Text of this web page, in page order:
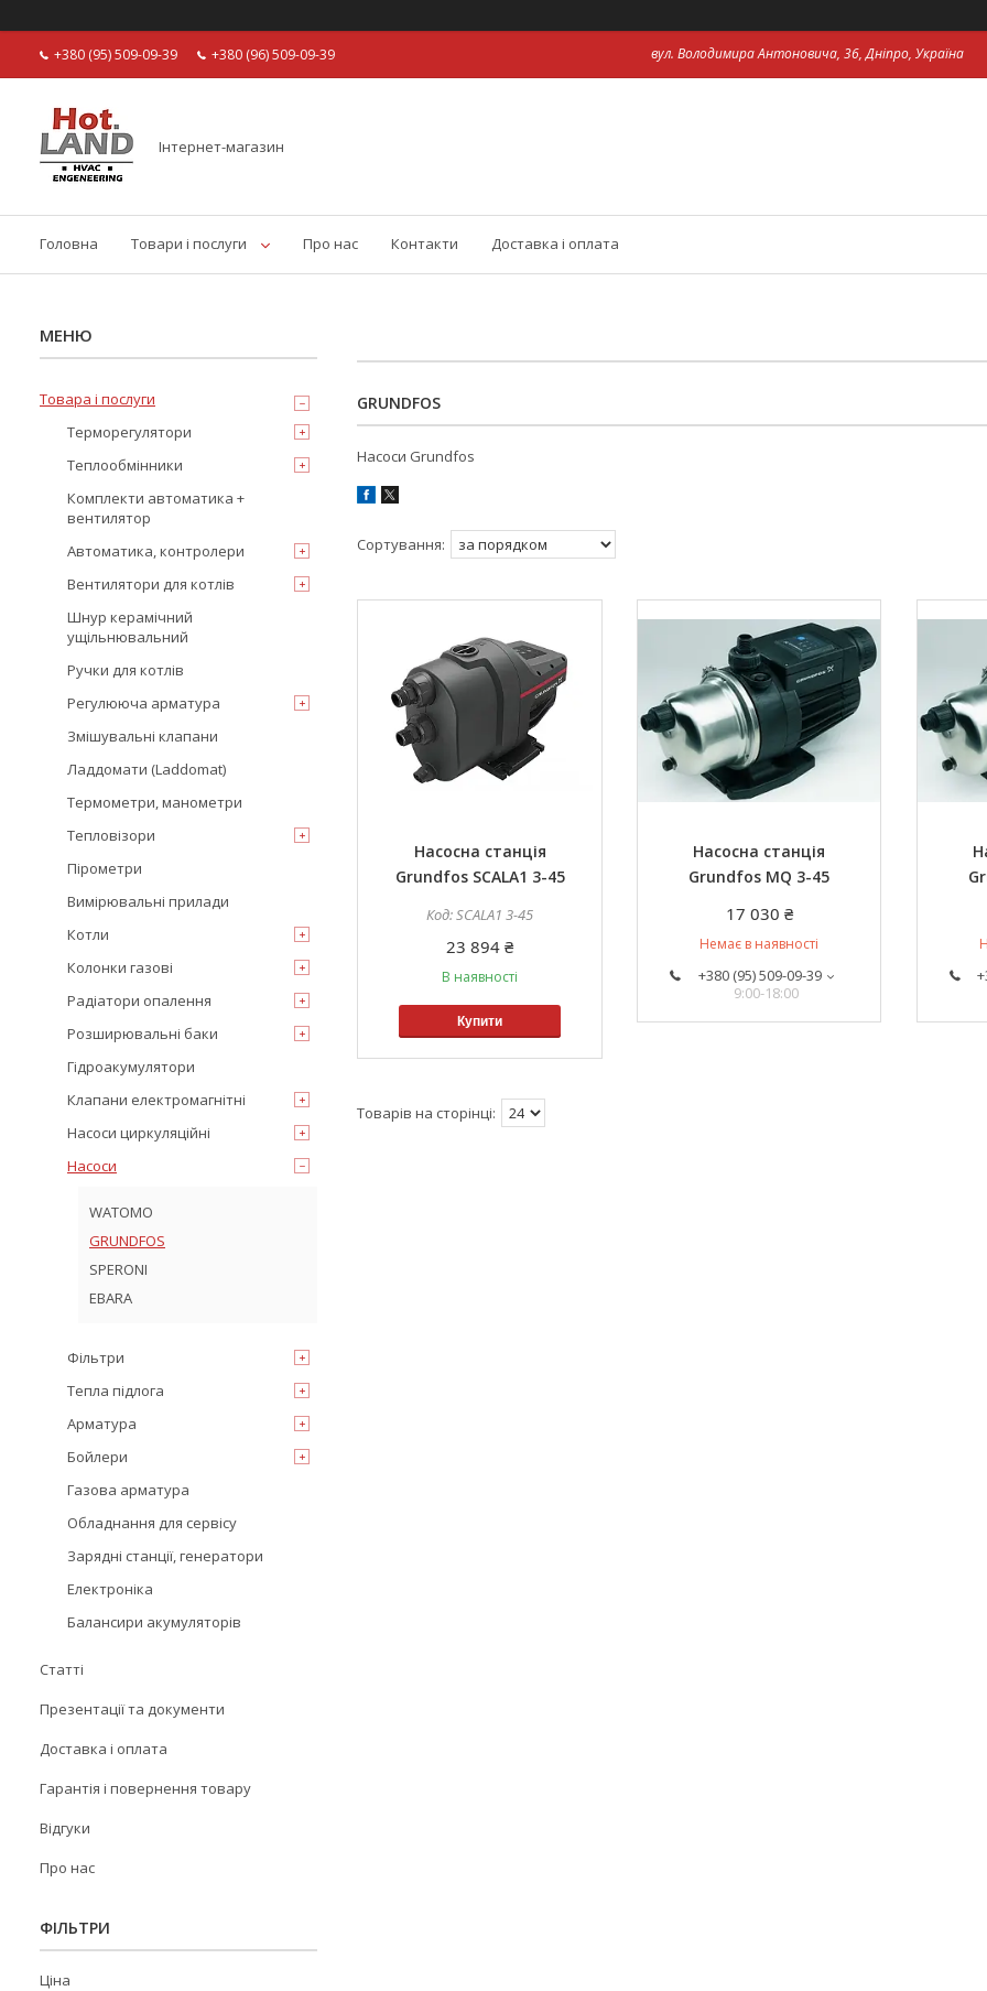
+380 (95) 509-09-39 +380 (96) 509-09-39 вул. Володимира Антоновича, 36, Дніпро, Україна
Інтернет-магазин
Головна Товари і послуги Про нас Контакти Доставка і оплата
GRUNDFOS
Насоси Grundfos
Насосна станція
Grundfos SCALA1 3-45
SCALA1 3-45
23 894 ₴
В наявності
Купити
Насосна станція
Grundfos MQ 3-45
17 030 ₴
Немає в наявності
+380 (95) 509-09-39
9:00-18:00
Товара і послуги
Терморегулятори
Теплообмінники
Комплекти автоматика +
вентилятор
Автоматика, контролери
Вентилятори для котлів
Шнур керамічний
ущільнювальний
Ручки для котлів
Регулююча арматура
Змішувальні клапани
Ладдомати (Laddomat)
Термометри, манометри
Тепловізори
Пірометри
Вимірювальні прилади
Котли
Колонки газові
Радіатори опалення
Розширювальні баки
Гідроакумулятори
Клапани електромагнітні
Насоси циркуляційні
Насоси
WATOMO
GRUNDFOS
SPERONI
EBARA
Фільтри
Тепла підлога
Арматура
Бойлери
Газова арматура
Обладнання для сервісу
Зарядні станції, генератори
Електроніка
Балансири акумуляторів
Статті
Презентації та документи
Доставка і оплата
Гарантія і повернення товару
Відгуки
Про нас
ФІЛЬТРИ
Ціна